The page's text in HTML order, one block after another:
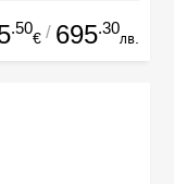
.50
€ / 695.30
лв.